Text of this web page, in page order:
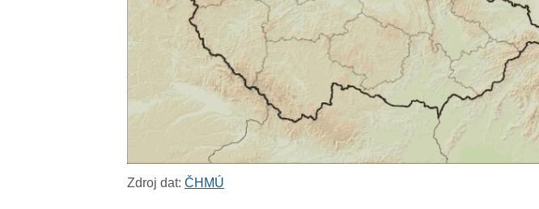
Zdroj dat:ČHMÚ